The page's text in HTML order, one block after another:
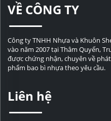
VỀ CÔNG TY
Công ty TNHH Nhựa và Khuôn
vào năm 2007 tại Thâm Quyến,
được chứng nhận, chuyên về
phẩm bao bì nhựa theo yêu cầu.
Liên hệ